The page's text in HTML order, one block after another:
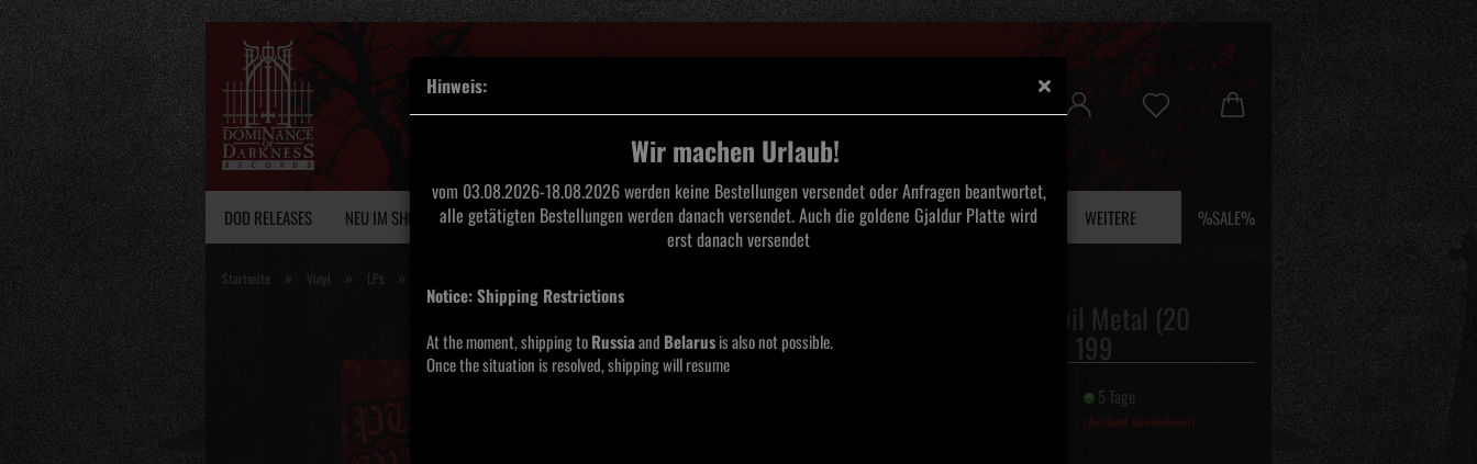
Hinweis:
Wir machen Urlaub!
vom 03.08.2026-18.08.2026 werden keine Bestellungen versendet oder Anfragen beantwortet,
alle getätigten Bestellungen werden danach versendet. Auch die goldene Gjaldur Platte wird
erst danach versendet
Notice: Shipping Restrictions
At the moment, shipping toRussiaand Belarusis also not possible.
Once the situation is resolved, shipping will resume
DOD RELEASES NEU IM SHOP VINYL TAPES CDS SAARLAND BLACK METAL MERCHANDISE MOOS UND EFEU %SALE%
WEITERE
Startseite » Vinyl » LPs »
Manufaktur
Wolfsblut - Evil Metal (20
Jahre) LP lim. 199
5 Tage
(Ausland abweichend)